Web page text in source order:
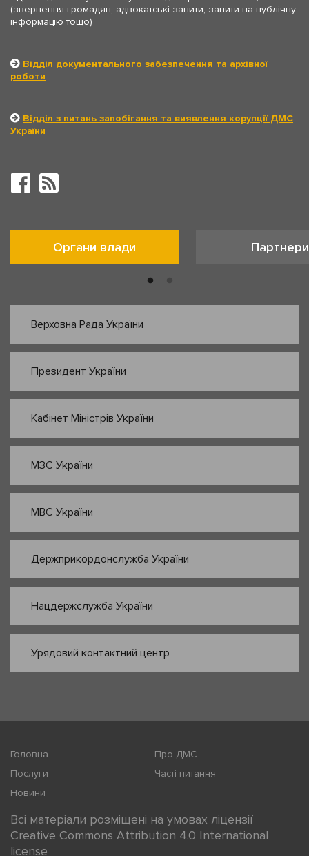
(звернення громадян, адвокатські запити, запити на публічну
інформацію тощо)
Відділ документального забезпечення та архівної
роботи
Відділ з питань запобігання та виявлення корупції ДМС
України
Органи влади Партнери
Верховна Рада України
Президент України
Кабінет Міністрів України
МЗС України
МВС України
Держприкордонслужба України
Нацдержслужба України
Урядовий контактний центр
Головна
Про ДМС
Послуги
Часті питання
Новини
Всі матеріали розміщені на умовах ліцензії
Creative Commons Attribution 4.0 International
license